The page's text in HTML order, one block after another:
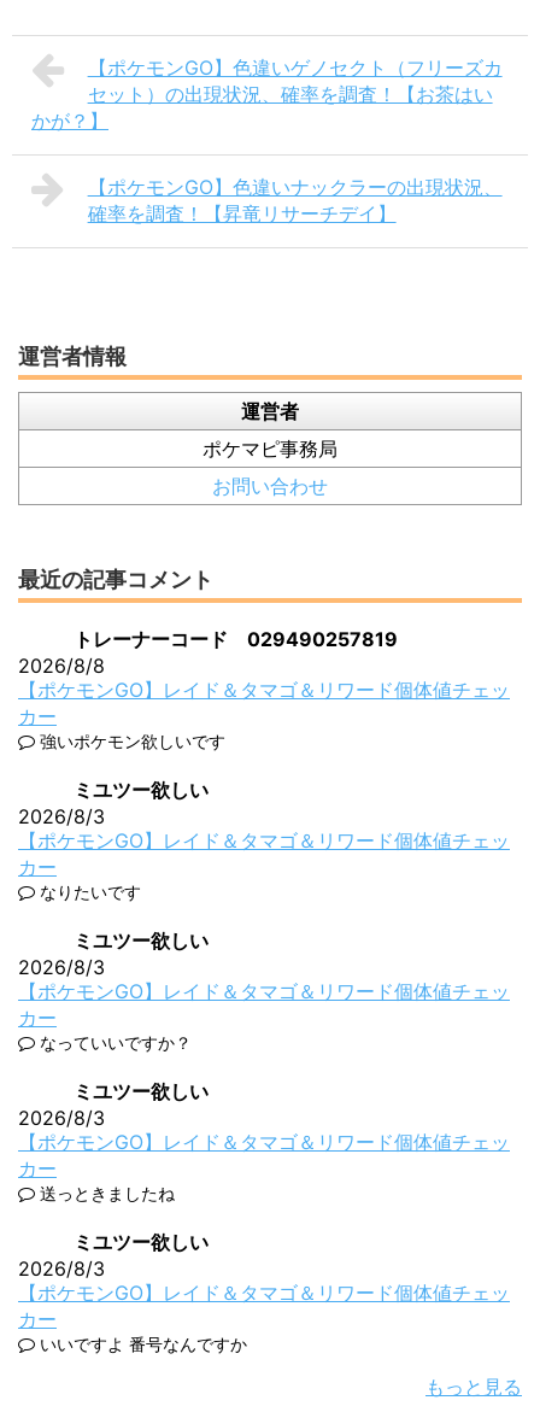
【ポケモンGO】色違いゲノセクト（フリーズカ
セット）の出現状況、確率を調査！【お茶はい
かが？】
【ポケモンGO】色違いナックラーの出現状況、
確率を調査！【昇竜リサーチデイ】
運営者情報
運営者
ポケマピ事務局
お問い合わせ
最近の記事コメント
トレーナーコード 029490257819
2026/8/8
【ポケモンGO】レイド＆タマゴ＆リワード個体値チェッ
カー
強いポケモン欲しいです
ミユツー欲しい
2026/8/3
【ポケモンGO】レイド＆タマゴ＆リワード個体値チェッ
カー
なりたいです
ミユツー欲しい
2026/8/3
【ポケモンGO】レイド＆タマゴ＆リワード個体値チェッ
カー
なっていいですか？
ミユツー欲しい
2026/8/3
【ポケモンGO】レイド＆タマゴ＆リワード個体値チェッ
カー
送っときましたね
ミユツー欲しい
2026/8/3
【ポケモンGO】レイド＆タマゴ＆リワード個体値チェッ
カー
いいですよ 番号なんですか
もっと見る